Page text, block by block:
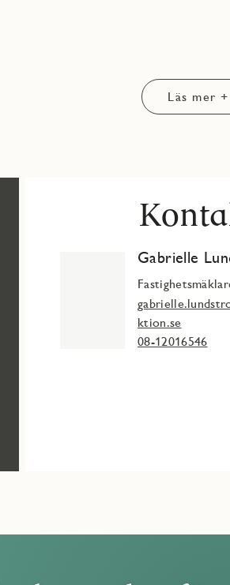
bostaden finns det möjlighet att inom
medlemmar samt ett bekvämt garage
Utöver dessa ytor har föreningen
TV, IP-telefoni och bredband erbjuds via
som kombinerar fördelarna med
stadskärna med sitt rika utbud av
Läs mer +
Gabrielle
ktion.se
08-12016546